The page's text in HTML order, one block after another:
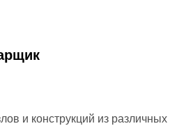
и конструкций из различных